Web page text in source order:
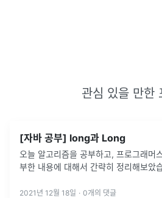
관심 있을 만한
[자바 공부] long과 Long
오늘 알고리즘을 공부하고, 프로그래머
부한 내용에 대해서 간략히 정리해보았
2021년 12월 18일 · 0개의 댓글